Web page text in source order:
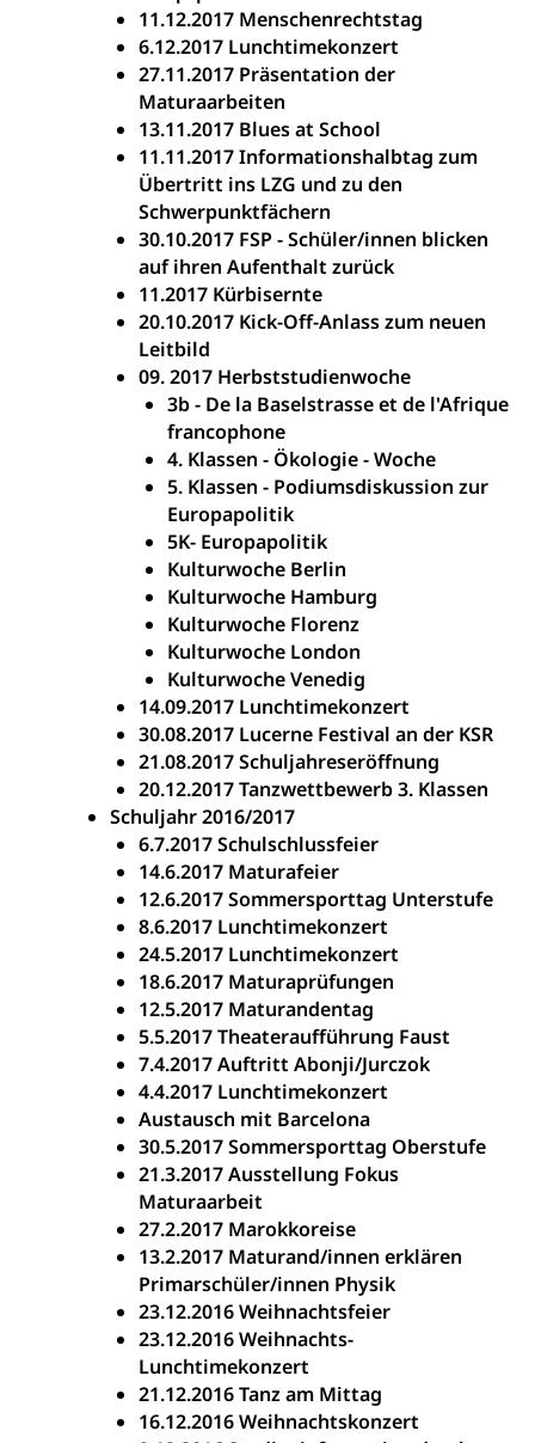
11.12.2017 Menschenrechtstag
6.12.2017 Lunchtimekonzert
27.11.2017 Präsentation der
Maturaarbeiten
13.11.2017 Blues at School
11.11.2017 Informationshalbtag zum
Übertritt ins LZG und zu den
Schwerpunktfächern
30.10.2017 FSP - Schüler/innen blicken
auf ihren Aufenthalt zurück
11.2017 Kürbisernte
20.10.2017 Kick-Off-Anlass zum neuen
Leitbild
09. 2017 Herbststudienwoche
3b - De la Baselstrasse et de l'Afrique
francophone
4. Klassen - Ökologie - Woche
5. Klassen - Podiumsdiskussion zur
Europapolitik
5K- Europapolitik
Kulturwoche Berlin
Kulturwoche Hamburg
Kulturwoche Florenz
Kulturwoche London
Kulturwoche Venedig
14.09.2017 Lunchtimekonzert
30.08.2017 Lucerne Festival an der KSR
21.08.2017 Schuljahreseröffnung
20.12.2017 Tanzwettbewerb 3. Klassen
Schuljahr 2016/2017
6.7.2017 Schulschlussfeier
14.6.2017 Maturafeier
12.6.2017 Sommersporttag Unterstufe
8.6.2017 Lunchtimekonzert
24.5.2017 Lunchtimekonzert
18.6.2017 Maturaprüfungen
12.5.2017 Maturandentag
5.5.2017 Theateraufführung Faust
7.4.2017 Auftritt Abonji/Jurczok
4.4.2017 Lunchtimekonzert
Austausch mit Barcelona
30.5.2017 Sommersporttag Oberstufe
21.3.2017 Ausstellung Fokus
Maturaarbeit
27.2.2017 Marokkoreise
13.2.2017 Maturand/innen erklären
Primarschüler/innen Physik
23.12.2016 Weihnachtsfeier
23.12.2016 Weihnachts-
Lunchtimekonzert
21.12.2016 Tanz am Mittag
16.12.2016 Weihnachtskonzert